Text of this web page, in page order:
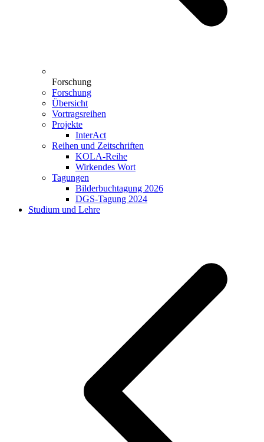
Forschung
Forschung
Übersicht
Vortragsreihen
Projekte
InterAct
Reihen und Zeitschriften
KOLA-Reihe
Wirkendes Wort
Tagungen
Bilderbuchtagung 2026
DGS-Tagung 2024
Studium und Lehre